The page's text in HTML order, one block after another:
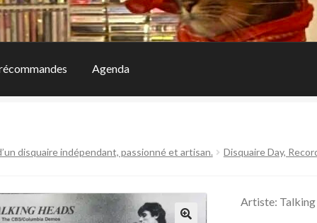
Agenda
disquaire indépendant, passionné et artisan. Disquaire Day,
Artiste: Talking